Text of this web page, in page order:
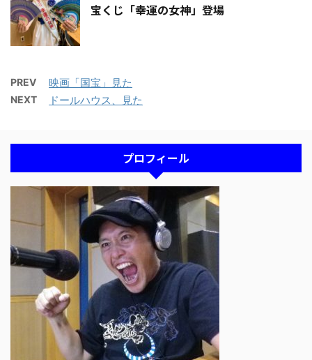
宝くじ「幸運の女神」登場
PREV 映画「国宝」見た
NEXT ドールハウス、見た
プロフィール